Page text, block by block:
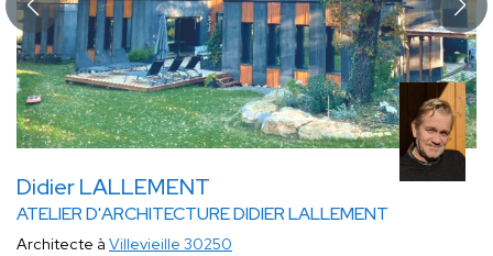
Didier LALLEMENT
ATELIER D'ARCHITECTURE DIDIER LALLEMENT
Architecte à Villevieille 30250